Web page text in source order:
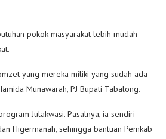
pokok masyarakat lebih mudah
yang mereka miliki yang sudah ada
Munawarah, PJ Bupati Tabalong.
Julakwasi. Pasalnya, ia sendiri
Higermanah, sehingga bantuan Pemkab